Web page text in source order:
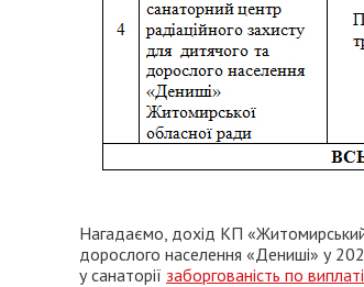
Нагадаємо, дохід КП «Житомирський
дорослого населення «Дениші» у
у санаторії заборгованість по